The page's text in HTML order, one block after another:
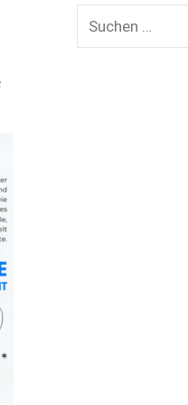
Suchen
nach: